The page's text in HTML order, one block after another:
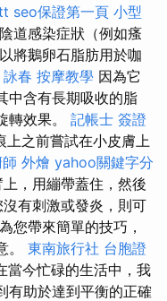
seo保證第一頁 小型
道感染症狀（例如瘙
將鵝卵石脂肪用於咖
春 按摩教學 因為它
中含有長期吸收的脂
轉效果。 記帳士 簽證
之前嘗試在小皮膚上
師 外燴 yahoo關鍵字分
，用繃帶蓋住，然後
有刺激或發炎，則可
您帶來簡單的技巧，
。 東南旅行社 台胞證
當今忙碌的生活中，我
有助於達到平衡的正確